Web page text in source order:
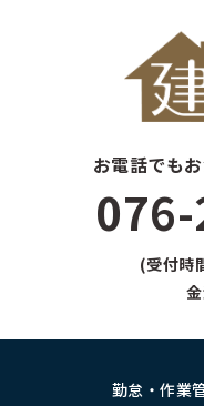
お電話でも
(受付時
勤怠・作業